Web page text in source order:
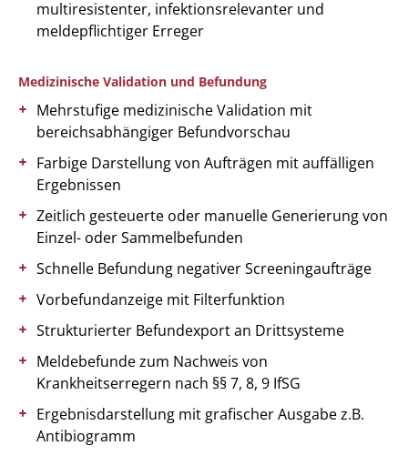
multiresistenter, infektionsrelevanter und
meldepflichtiger Erreger
Medizinische Validation und Befundung
Mehrstufige medizinische Validation mit
bereichsabhängiger Befundvorschau
Farbige Darstellung von Aufträgen mit auffälligen
Ergebnissen
Zeitlich gesteuerte oder manuelle Generierung von
Einzel- oder Sammelbefunden
Schnelle Befundung negativer Screeningaufträge
Vorbefundanzeige mit Filterfunktion
Strukturierter Befundexport an Drittsysteme
Meldebefunde zum Nachweis von
Krankheitserregern nach §§ 7, 8, 9 IfSG
Ergebnisdarstellung mit grafischer Ausgabe z.B.
Antibiogramm